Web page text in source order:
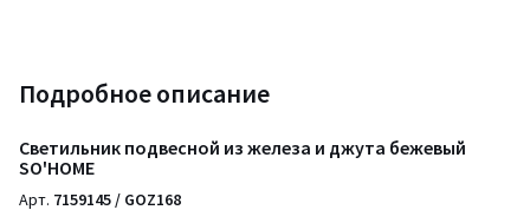
Подробное описание
Светильник подвесной из железа и джута бежевый
SO'HOME
Арт. 7159145 / GOZ168